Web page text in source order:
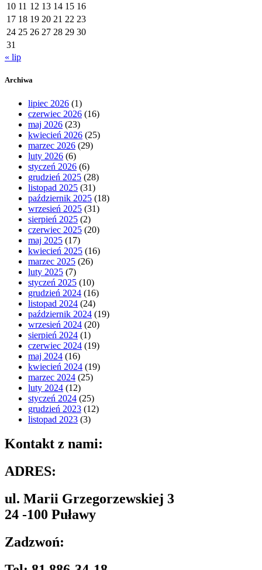
10 11 12 13 14 15 16
17 18 19 20 21 22 23
24 25 26 27 28 29 30
31
« lip
Archiwa
lipiec 2026 (1)
czerwiec 2026 (16)
maj 2026 (23)
kwiecień 2026 (25)
marzec 2026 (29)
luty 2026 (6)
styczeń 2026 (6)
grudzień 2025 (28)
listopad 2025 (31)
październik 2025 (18)
wrzesień 2025 (31)
sierpień 2025 (2)
czerwiec 2025 (20)
maj 2025 (17)
kwiecień 2025 (16)
marzec 2025 (26)
luty 2025 (7)
styczeń 2025 (10)
grudzień 2024 (16)
listopad 2024 (24)
październik 2024 (19)
wrzesień 2024 (20)
sierpień 2024 (1)
czerwiec 2024 (19)
maj 2024 (16)
kwiecień 2024 (19)
marzec 2024 (25)
luty 2024 (12)
styczeń 2024 (25)
grudzień 2023 (12)
listopad 2023 (3)
Kontakt z nami:
ADRES:
ul. Marii Grzegorzewskiej 3
24 -100 Puławy
Zadzwoń: